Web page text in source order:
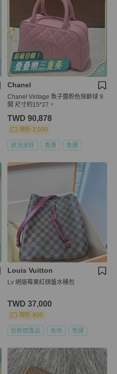
Chanel
Chanel Vintage 魚子醬粉色保齡球 9
開 尺寸約15*27。
TWD 90,878
現折 2,000
狀況良好 香港 免運
Louis Vuitton
Lv 絕版莓果紅棋盤水桶包
TWD 37,000
現折 800
近新閒置品 本地 免運